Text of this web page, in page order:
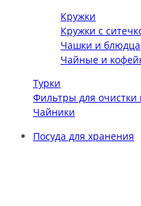
Кружки
Кружки с
Чашки и блюдца
Чайные и
Турки
Фильтры для очистки
Чайники
Посуда для хранения